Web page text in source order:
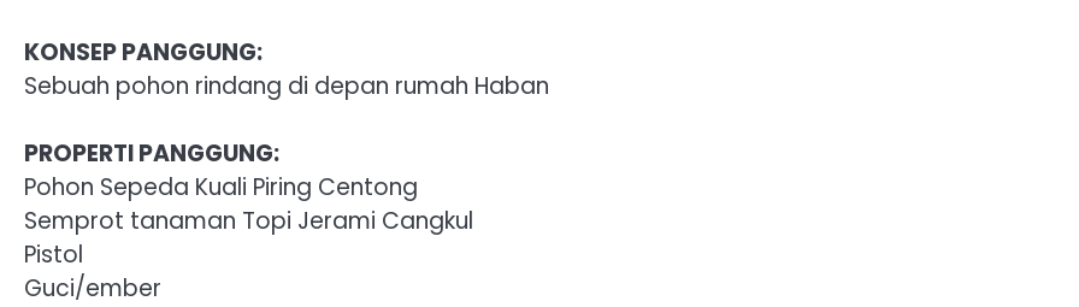
KONSEP PANGGUNG:
Sebuah pohon rindang di depan rumah Haban
PROPERTI PANGGUNG:
Pohon Sepeda Kuali Piring Centong
Semprot tanaman Topi Jerami Cangkul
Pistol
Guci/ember